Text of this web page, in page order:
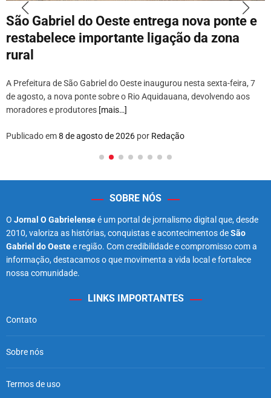
São Gabriel do Oeste entrega nova ponte e
restabelece importante ligação da zona
rural
A Prefeitura de São Gabriel do Oeste inaugurou nesta sexta-feira, 7
de agosto, a nova ponte sobre o Rio Aquidauana, devolvendo aos
moradores e produtores [mais…]
Publicado em8 de agosto de 2026 por Redação
SOBRE NÓS
O Jornal O Gabrielenseé um portal de jornalismo digital que, desde
2010, valoriza as histórias, conquistas e acontecimentos deSão
Gabriel do Oestee região. Com credibilidade e compromisso com a
informação, destacamos o que movimenta a vida local e fortalece
nossa comunidade.
LINKS IMPORTANTES
Contato
Sobre nós
Termos de uso